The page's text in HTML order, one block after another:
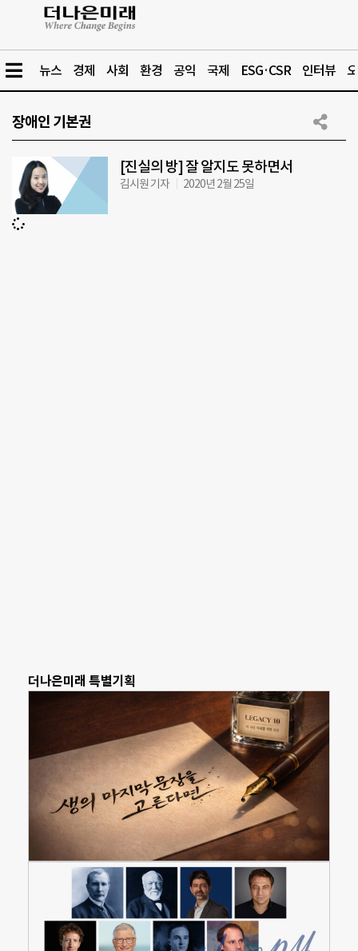
뉴스 경제 사회 환경 공익 국제 ESG·CSR 인터뷰
장애인 기본권
[진실의 방] 잘 알지도 못하면서
김시원 기자 2020년 2월 25일
더나은미래 특별기획